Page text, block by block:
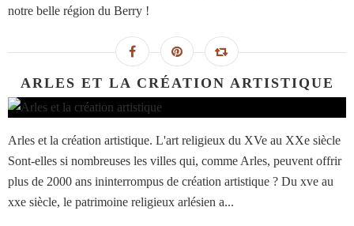
notre belle région du Berry !
ARLES ET LA CRÉATION ARTISTIQUE
Arles et la création artistique. L'art religieux du XVe au XXe siècle
Sont-elles si nombreuses les villes qui, comme Arles, peuvent offrir
plus de 2000 ans ininterrompus de création artistique ? Du xve au
xxe siècle, le patrimoine religieux arlésien a...